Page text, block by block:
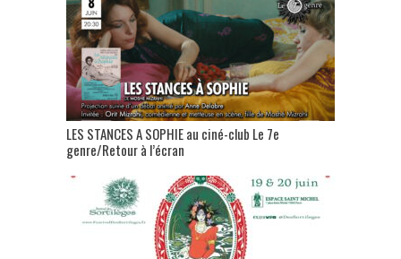
LES STANCES A SOPHIE au ciné-club Le 7e
genre/Retour à l’écran